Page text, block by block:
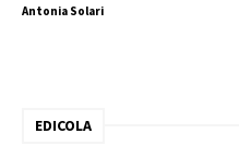
Antonia Solari
EDICOLA